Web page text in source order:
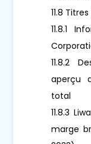
11.8
11.8.1
11.8.2
aperçu
total
11.8.3
marge